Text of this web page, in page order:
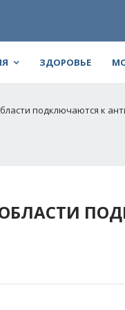
ЗДОРОВЬЕ
подключаются к